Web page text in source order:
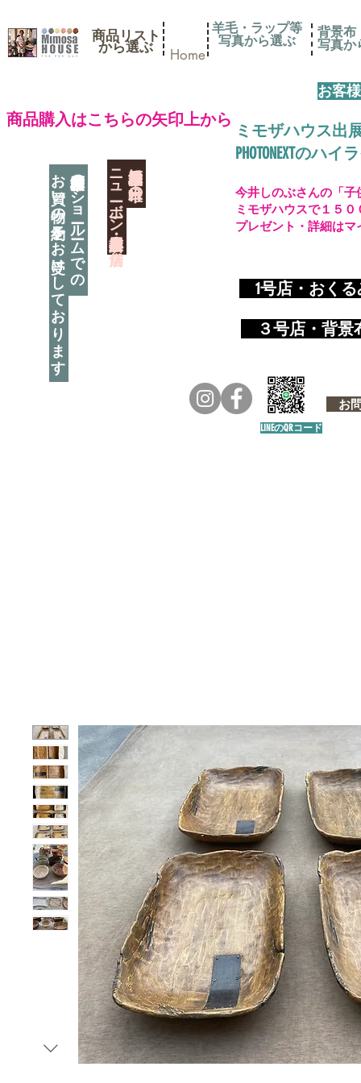
商品リスト
​から選ぶ Home
​商品購入はこちらの矢印上から
神奈川県相模原市に日本唯一の
​ニューボーン撮影用小道具店・３店舗
羊毛・ラップ等
写真から選ぶ
背景布
写真か
お客
ミモザハウス出
PHOTONEXTのハ
神奈川県相模原市のショールームでの
お買い物の予約をお受けしております 1号店・おく
​ ３号店・背
お
今井しのぶさんの「
ミモザハウスで１５
プレゼント・詳細は
LINEのQRコード